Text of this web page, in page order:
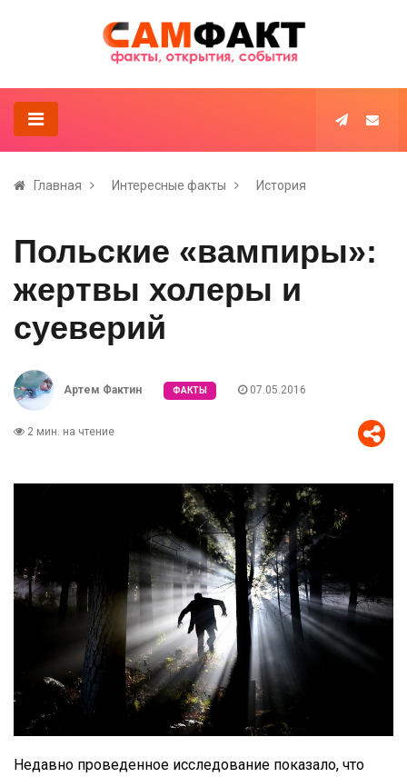
Главная Интересные факты История
Польские «вампиры»:
жертвы холеры и
суеверий
Артем Фактин ФАКТЫ 07.05.2016
2 мин. на чтение
Недавно проведенное исследование показало, что